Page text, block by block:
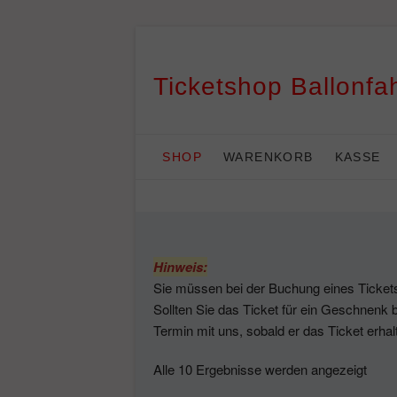
content
Ticketshop
SHOP WARENKORB KASSE
Hinweis:
Sie müssen bei der Buchung eines
Sollten Sie das Ticket für ein Geschnenk
Termin mit uns, sobald er das Ticket
Alle 10 Ergebnisse werden angezeigtNach